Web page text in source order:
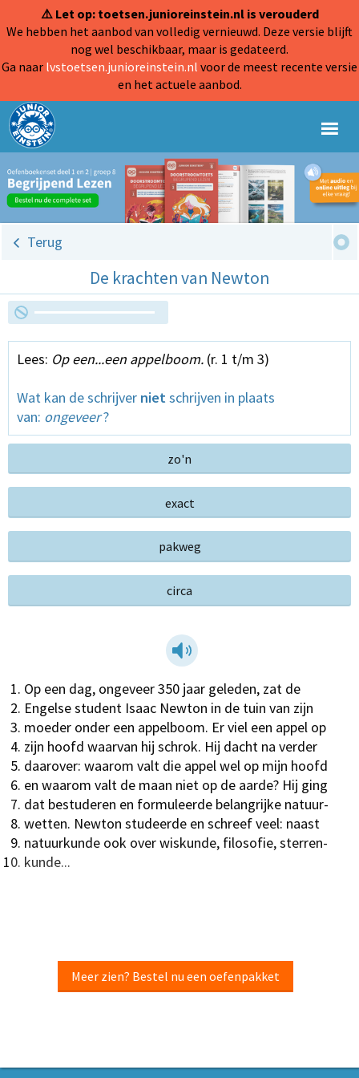
⚠️ Let op: toetsen.junioreinstein.nl is verouderd
We hebben het aanbod van volledig vernieuwd. Deze versie blijft
nog wel beschikbaar, maar is gedateerd.
Ga naar lvstoetsen.junioreinstein.nl voor de meest recente versie
en het actuele aanbod.
Terug
De krachten van Newton
Lees: Op een...een appelboom. (r. 1 t/m 3)
Wat kan de schrijver niet schrijven in plaats
van: ongeveer?
zo'n
exact
pakweg
circa
Op een dag, ongeveer 350 jaar geleden, zat de
Engelse student Isaac Newton in de tuin van zijn
moeder onder een appelboom. Er viel een appel op
zijn hoofd waarvan hij schrok. Hij dacht na verder
daarover: waarom valt die appel wel op mijn hoofd
en waarom valt de maan niet op de aarde? Hij ging
dat bestuderen en formuleerde belangrijke natuur-
wetten. Newton studeerde en schreef veel: naast
natuurkunde ook over wiskunde, filosofie, sterren-
kunde...
Meer zien? Bestel nu een oefenpakket